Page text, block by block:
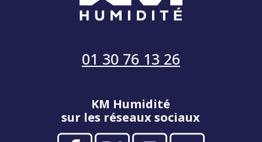
01 30 76 13 26
KM Humidité
sur les réseaux sociaux